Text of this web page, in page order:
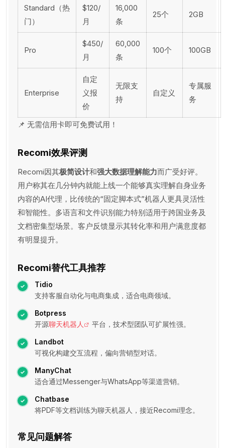
Standard（热
门）
$120/
月
16,000
条
25个 2GB
Pro
$450/
月
60,000
条
100个 100GB
Enterprise
自定
义报
价
无限支
持
自定义
专属服
务
📌 无需信用卡即可免费试用！
Recomi效果评测
Recomi因其极简设计和强大数据理解能力而广受好评。
用户称其在几分钟内就能上线一个能够真实理解自身业务
内容的AI代理，比传统的“固定脚本式”机器人更具灵活性
和智能性。多语言和文件识别能力特别适用于跨国业务及
文档密集型场景。客户反馈显示其转化率和用户满意度都
有明显提升。
Recomi替代工具推荐
Tidio
支持客服自动化与电商集成，适合电商领域。
Botpress
开源聊天机器人 平台，技术型团队可扩展性强。
Landbot
可视化构建交互流程，偏向营销型对话。
ManyChat
适合通过Messenger与WhatsApp等渠道营销。
Chatbase
将PDF等文档训练为聊天机器人，接近Recomi理念。
常见问题解答